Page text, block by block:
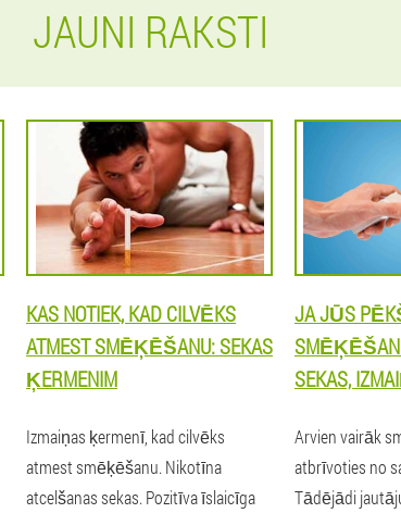
JAUNI RAKSTI
KAS NOTIEK, KAD CILVĒKS
ATMEST SMĒĶĒŠANU: SEKAS
ĶERMENIM
Izmaiņas ķermenī, kad cilvēks
atmest smēķēšanu. Nikotīna
atcelšanas sekas. Pozitīva īslaicīga
JA JŪS
SEKAS,
Arvien vairāk
atbrīvoties no
Tādējādi